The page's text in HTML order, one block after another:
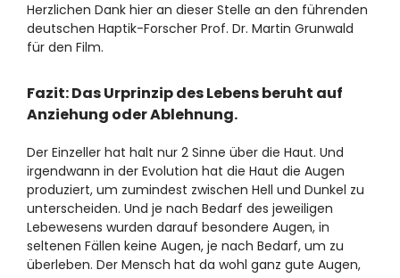
Herzlichen Dank hier an dieser Stelle an den führenden
deutschen Haptik-Forscher Prof. Dr. Martin Grunwald
für den Film.
Fazit: Das Urprinzip des Lebens beruht auf
Anziehung oder Ablehnung.
Der Einzeller hat halt nur 2 Sinne über die Haut. Und
irgendwann in der Evolution hat die Haut die Augen
produziert, um zumindest zwischen Hell und Dunkel zu
unterscheiden. Und je nach Bedarf des jeweiligen
Lebewesens wurden darauf besondere Augen, in
seltenen Fällen keine Augen, je nach Bedarf, um zu
überleben. Der Mensch hat da wohl ganz gute Augen,